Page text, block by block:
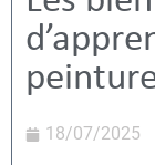
18/07/2025